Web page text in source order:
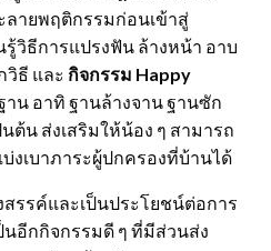
ายพฤติกรรมก่อนเข้าสู่
รู้วิธีการแปรงฟัน ล้างหน้า อาบ
วิธี และ กิจกรรม Happy
าน อาทิ ฐานล้างจาน ฐานซัก
ต้น ส่งเสริมให้น้อง ๆ สามารถ
งเบาภาระผู้ปกครองที่บ้านได้
รรค์และเป็นประโยชน์ต่อการ
อีกกิจกรรมดี ๆ ที่มีส่วนส่ง